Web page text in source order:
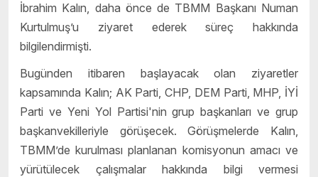
İbrahim Kalın, daha önce de TBMM Başkanı Numan
Kurtulmuş’u ziyaret ederek süreç hakkında
bilgilendirmişti.
Bugünden itibaren başlayacak olan ziyaretler
kapsamında Kalın; AK Parti, CHP, DEM Parti, MHP, İYİ
Parti ve Yeni Yol Partisi'nin grup başkanları ve grup
başkanvekilleriyle görüşecek. Görüşmelerde Kalın,
TBMM’de kurulması planlanan komisyonun amacı ve
yürütülecek çalışmalar hakkında bilgi vermesi